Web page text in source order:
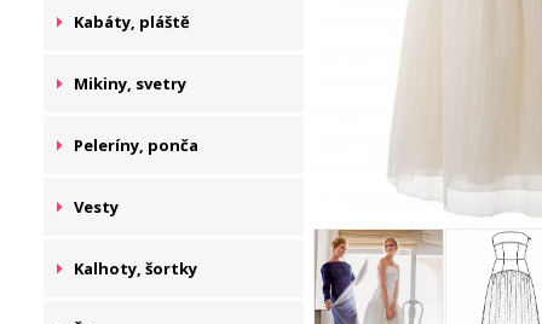
Kabáty, pláště
Mikiny, svetry
Peleríny, ponča
Vesty
Kalhoty, šortky